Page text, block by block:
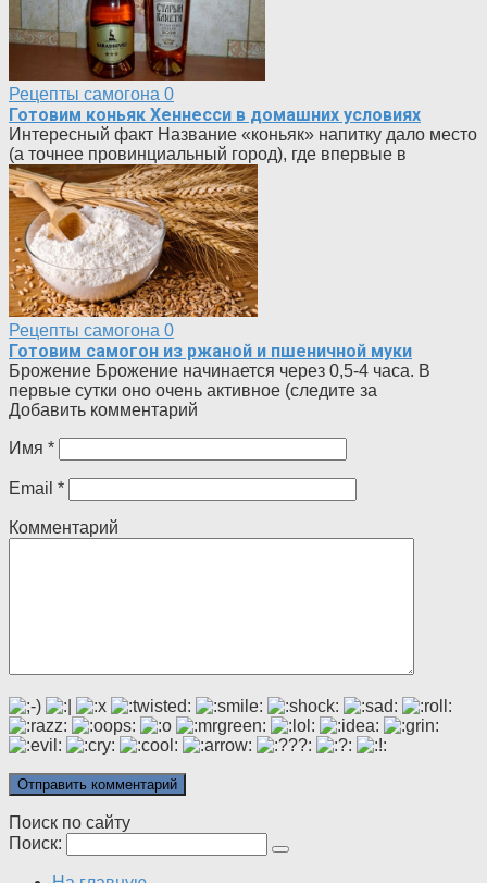
Рецепты самогона 0
Готовим коньяк Хеннесси в домашних условиях
Интересный факт Название «коньяк» напитку дало место
(а точнее провинциальный город), где впервые в
Рецепты самогона 0
Готовим самогон из ржаной и пшеничной муки
Брожение Брожение начинается через 0,5-4 часа. В
первые сутки оно очень активное (следите за
Добавить комментарий
Имя *
Email *
Комментарий
Поиск по сайту
Поиск: